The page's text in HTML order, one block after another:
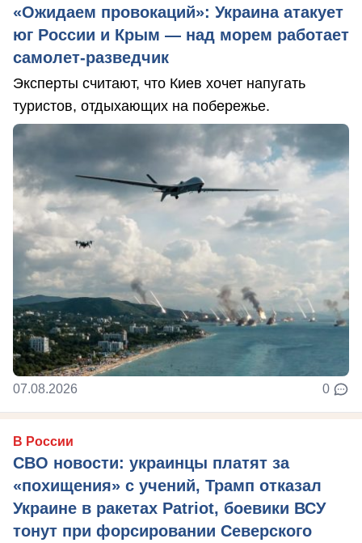
«Ожидаем провокаций»: Украина атакует
юг России и Крым — над морем работает
самолет-разведчик
Эксперты считают, что Киев хочет напугать
туристов, отдыхающих на побережье.
07.08.2026 0
В России
СВО новости: украинцы платят за
«похищения» с учений, Трамп отказал
Украине в ракетах Patriot, боевики ВСУ
тонут при форсировании Северского